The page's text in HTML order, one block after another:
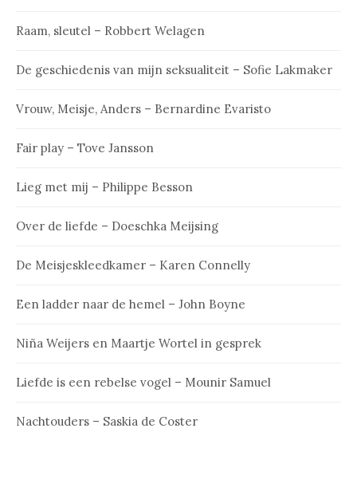
Raam, sleutel – Robbert Welagen
De geschiedenis van mijn seksualiteit – Sofie Lakmaker
Vrouw, Meisje, Anders – Bernardine Evaristo
Fair play – Tove Jansson
Lieg met mij – Philippe Besson
Over de liefde – Doeschka Meijsing
De Meisjeskleedkamer – Karen Connelly
Een ladder naar de hemel – John Boyne
Niña Weijers en Maartje Wortel in gesprek
Liefde is een rebelse vogel – Mounir Samuel
Nachtouders – Saskia de Coster